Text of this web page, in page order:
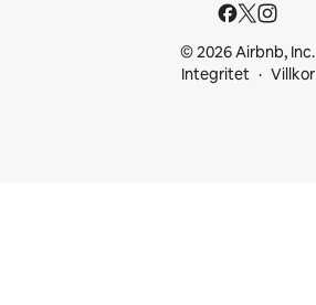
© 2026 Airbnb, Inc.
Integritet
Villkor